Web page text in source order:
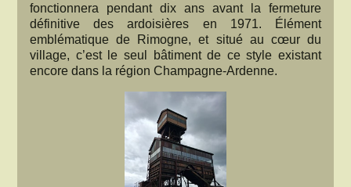
fonctionnera pendant dix ans avant la fermeture
définitive des ardoisières en 1971. Élément
emblématique de Rimogne, et situé au cœur du
village, c’est le seul bâtiment de ce style existant
encore dans la région Champagne-Ardenne.